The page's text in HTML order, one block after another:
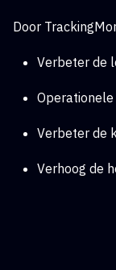
Door
Verbeter de
Verbeter de
Verhoog de